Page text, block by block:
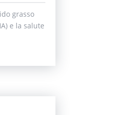
grasso
e la salute